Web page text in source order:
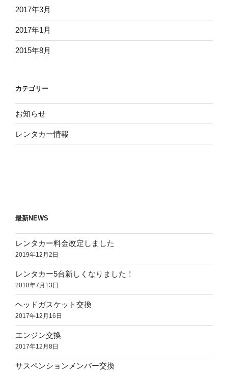
2017年3月
2017年1月
2015年8月
カテゴリー
お知らせ
レンタカー情報
最新NEWS
レンタカー料金改定しました
2019年12月2日
レンタカー5台新しくなりました！
2018年7月13日
ヘッドガスケット交換
2017年12月16日
エンジン交換
2017年12月8日
サスペンションメンバー交換